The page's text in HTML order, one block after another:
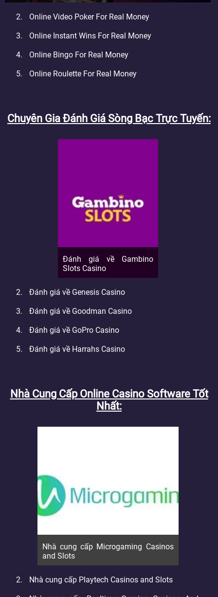
Online Video Poker For Real Money
Online Instant Wins For Real Money
Online Bingo For Real Money
Online Roulette For Real Money
Chuyên Gia Đánh Giá Sòng Bạc Trực Tuyến
Đánh giá về Gambino
Slots Casino
Đánh giá về Genesis Casino
Đánh giá về Goodman Casino
Đánh giá về GoPro Casino
Đánh giá về Harrahs Casino
Nhà Cung Cấp Online Casino Software Tốt
Nhất
Nhà cung cấp Microgaming Casinos
and Slots
Nhà cung cấp Playtech Casinos and Slots